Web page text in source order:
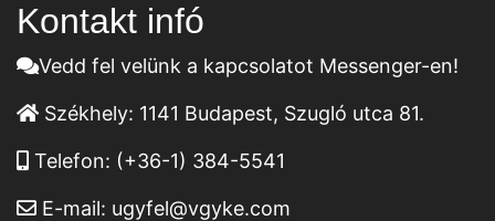
Kontakt infó
Vedd fel velünk a kapcsolatot Messenger-en!
Székhely: 1141 Budapest, Szugló utca 81.
Telefon: (+36-1) 384-5541
E-mail: ugyfel@vgyke.com